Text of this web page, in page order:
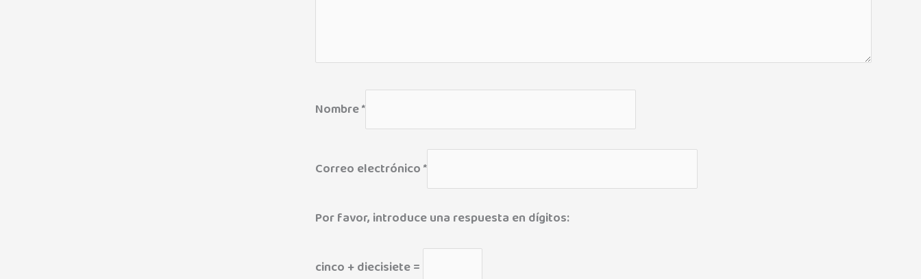
Nombre*
Correo electrónico*
Por favor, introduce una respuesta en dígitos:
cinco + diecisiete =